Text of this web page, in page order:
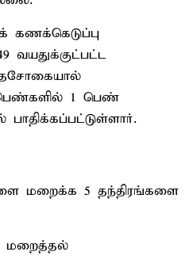
கணக்கெடுப்பு
வயதுக்குட்பட்ட
பெண்களில் 1 பெண்
மறைக்க 5 தந்திரங்களை
மறைத்தல்